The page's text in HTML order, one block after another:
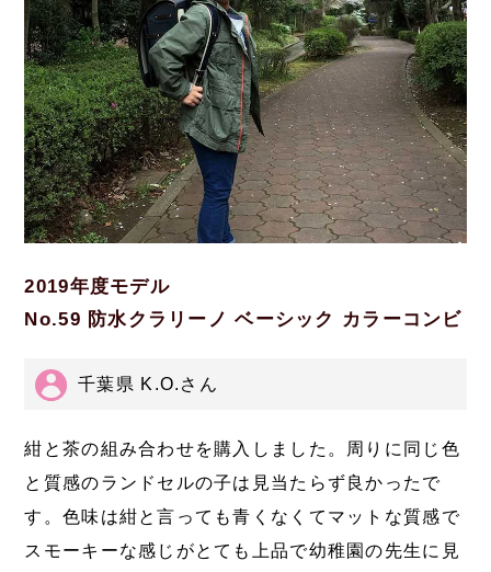
2019年度モデル
No.59 防水クラリーノ ベーシック カラーコンビ
千葉県 K.O.さん
紺と茶の組み合わせを購入しました。周りに同じ色
と質感のランドセルの子は見当たらず良かったで
す。色味は紺と言っても青くなくてマットな質感で
スモーキーな感じがとても上品で幼稚園の先生に見